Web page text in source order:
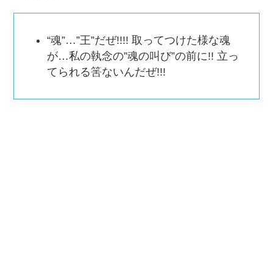
“魂”…”王”だぜ!!!! 取ってつけた様な魂
が…私の執念の”魂の叫び”の前に!! 立っ
てられる筈ないんだぜ!!!